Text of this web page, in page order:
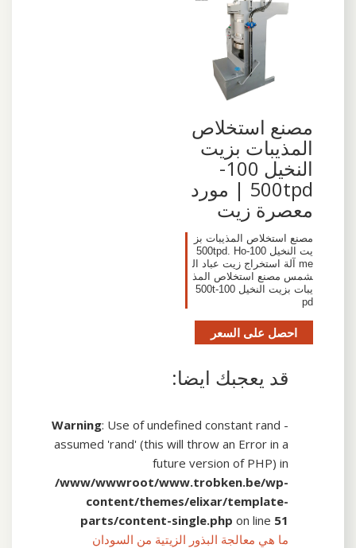
مصنع استخلاص
المذيبات بزيت
النخيل 100-
500tpd | مورد
معصرة زيت
مصنع استخلاص المذيبات بز
يت النخيل 100-500tpd. Ho
me آلة استخراج زيت عباد ال
شمس مصنع استخلاص المذ
يبات بزيت النخيل 100-500t
pd
احصل على السعر
قد يعجبك ايضا:
Warning: Use of undefined constant rand -
assumed 'rand' (this will throw an Error in a
future version of PHP) in
/www/wwwroot/www.trobken.be/wp-
content/themes/elixar/template-
parts/content-single.php on line 51
ما هي معالجة البذور الزيتية من السودان